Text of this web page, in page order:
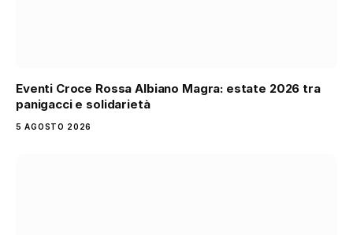
Eventi Croce Rossa Albiano Magra: estate 2026 tra
panigacci e solidarietà
5 AGOSTO 2026